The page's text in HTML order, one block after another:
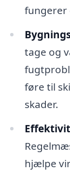
fungerer
tage og
føre til
skader.
hjælpe